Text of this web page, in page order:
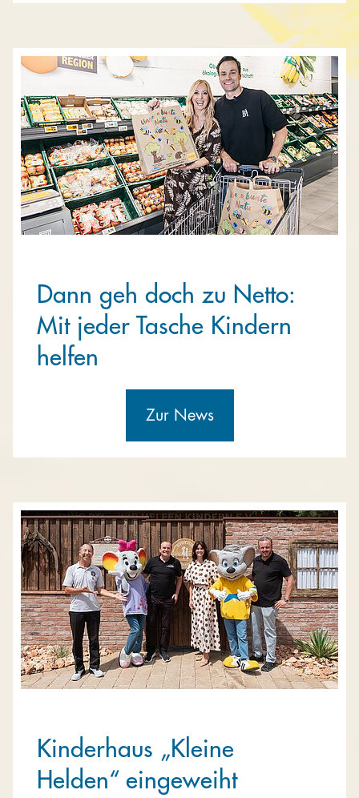
Dann geh doch zu Netto:
Mit jeder Tasche Kindern
helfen
Zur News
Kinderhaus „Kleine
Helden“ eingeweiht